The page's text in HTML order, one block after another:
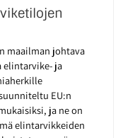
maailman johtava
ja
EU:n
ja ne on
elintarvikkeiden